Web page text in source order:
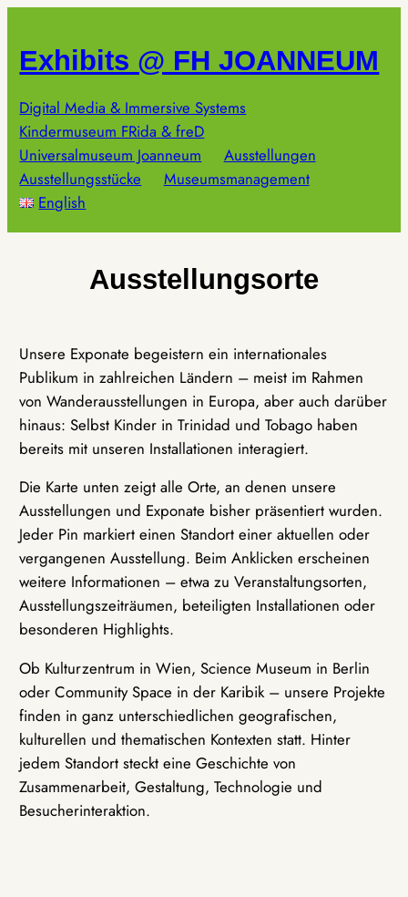
springen
Exhibits @ FH JOANNEUM
Digital Media & Immersive Systems
Kindermuseum FRida & freD
Universalmuseum Joanneum
Ausstellungen
Ausstellungsstücke
Museumsmanagement
English
Ausstellungsorte
Unsere Exponate begeistern ein internationales
Publikum in zahlreichen Ländern – meist im Rahmen
von Wanderausstellungen in Europa, aber auch darüber
hinaus: Selbst Kinder in Trinidad und Tobago haben
bereits mit unseren Installationen interagiert.
Die Karte unten zeigt alle Orte, an denen unsere
Ausstellungen und Exponate bisher präsentiert wurden.
Jeder Pin markiert einen Standort einer aktuellen oder
vergangenen Ausstellung. Beim Anklicken erscheinen
weitere Informationen – etwa zu Veranstaltungsorten,
Ausstellungszeiträumen, beteiligten Installationen oder
besonderen Highlights.
Ob Kulturzentrum in Wien, Science Museum in Berlin
oder Community Space in der Karibik – unsere Projekte
finden in ganz unterschiedlichen geografischen,
kulturellen und thematischen Kontexten statt. Hinter
jedem Standort steckt eine Geschichte von
Zusammenarbeit, Gestaltung, Technologie und
Besucherinteraktion.